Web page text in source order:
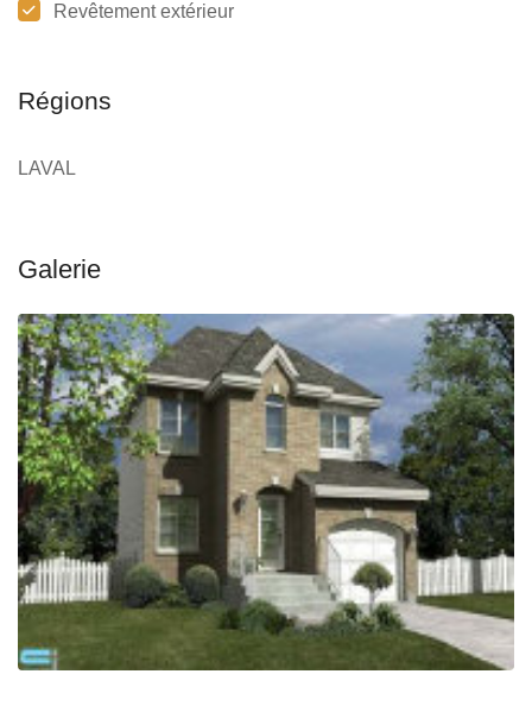
Revêtement extérieur
Régions
LAVAL